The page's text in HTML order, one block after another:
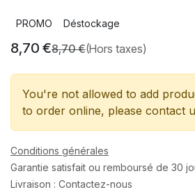
PROMO Déstockage
8,70 €8,70€(Hors taxes)
You're not allowed to add
to order online, please contact
Conditions générales
Garantie satisfait ou remboursé de 30
Livraison : Contactez-nous